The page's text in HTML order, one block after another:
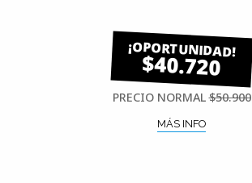
$40.720
PRECIO NORMAL$50.900
MÁS INFO